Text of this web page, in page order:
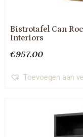
Bistrotafel Can
Interiors
€957.00
Toevoegen aan